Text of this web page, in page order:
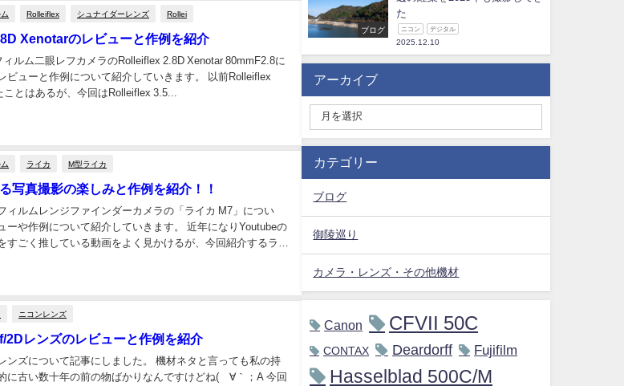
Rolleiflex シュナイダーレンズ Rollei
Xenotarのレビューと作例を紹介
ルム二眼レフカメラのRolleiflex 2.8D Xenotar 80mmF2.8に
ビューと作例について紹介していきます。 以前Rolleiflex
とはあるが、今回はRolleiflex 3.5...
ライカ M型ライカ
写真撮影の楽しみと作例を紹介！！
ィルムレンジファインダーカメラの「ライカ M7」につい
ーや作例について紹介していきます。 近年になりYoutubeの
ごく推している動画をよく見かけるが、今回紹介するライ
ニコンレンズ
レンズのレビューと作例を紹介
ンズについて記事にしました。 機材ネタと言っても私の持
に古い数十年の前の物ばかりなんですけどね(´∀｀；A 今回
ブログ
た
ニコン デジタル
2025.12.10
アーカイブ
カテゴリー
ブログ
御陵巡り
カメラ・レンズ・その他機材
Canon CFVII 50C
CONTAX Deardorff Fujifilm
Hasselblad 500C/M